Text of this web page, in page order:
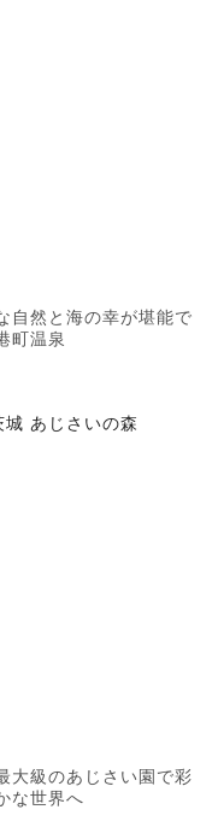
自然と海の幸が堪能で
町温泉
城 あじさいの森
大級のあじさい園で彩
な世界へ